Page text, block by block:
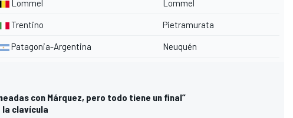
Lommel Lommel
Trentino Pietramurata
Patagonia-Argentina Neuquén
con Márquez, pero todo tiene un final”
clavícula